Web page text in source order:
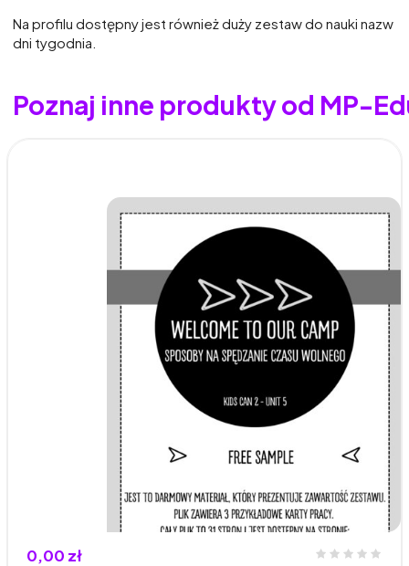
Na profilu dostępny jest również duży zestaw do nauki nazw
dni tygodnia.
Poznaj inne produkty od MP-
0,00 zł